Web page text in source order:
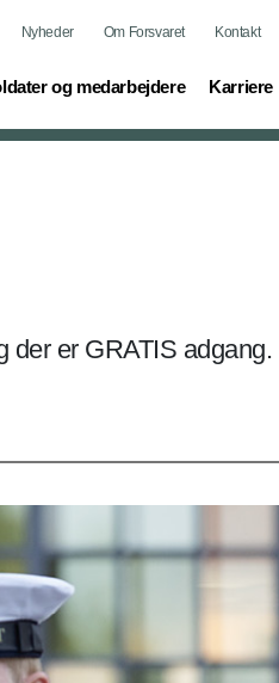
Nyheder Om Forsvaret Kontakt
og medarbejdere Karriere
(current)
der er GRATIS adgang.